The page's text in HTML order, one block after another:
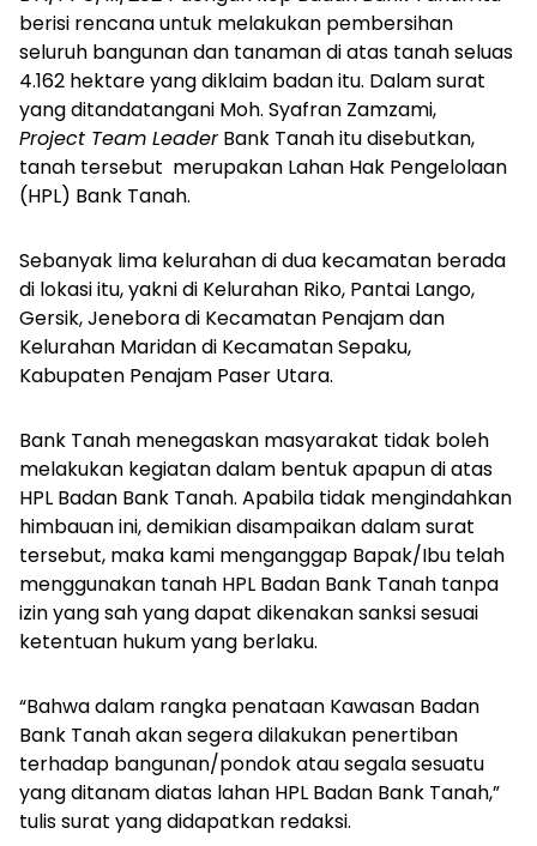
berisi rencana untuk melakukan pembersihan
seluruh bangunan dan tanaman di atas tanah seluas
4.162 hektare yang diklaim badan itu. Dalam surat
yang ditandatangani Moh. Syafran Zamzami,
Project Team LeaderBank Tanah itu disebutkan,
tanah tersebut merupakan Lahan Hak Pengelolaan
(HPL) Bank Tanah.
Sebanyak lima kelurahan di dua kecamatan berada
di lokasi itu, yakni di Kelurahan Riko, Pantai Lango,
Gersik, Jenebora di Kecamatan Penajam dan
Kelurahan Maridan di Kecamatan Sepaku,
Kabupaten Penajam Paser Utara.
Bank Tanah menegaskan masyarakat tidak boleh
melakukan kegiatan dalam bentuk apapun di atas
HPL Badan Bank Tanah. Apabila tidak mengindahkan
himbauan ini, demikian disampaikan dalam surat
tersebut, maka kami menganggap Bapak/Ibu telah
menggunakan tanah HPL Badan Bank Tanah tanpa
izin yang sah yang dapat dikenakan sanksi sesuai
ketentuan hukum yang berlaku.
“Bahwa dalam rangka penataan Kawasan Badan
Bank Tanah akan segera dilakukan penertiban
terhadap bangunan/pondok atau segala sesuatu
yang ditanam diatas lahan HPL Badan Bank Tanah,”
tulis surat yang didapatkan redaksi.